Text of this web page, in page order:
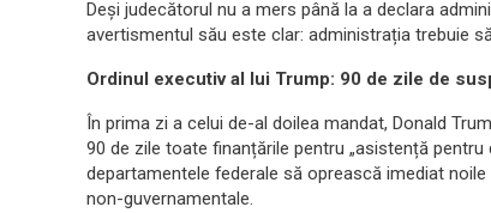
Deși judecătorul nu a mers până la a declara
avertismentul său este clar: administrația trebuie
Ordinul executiv al lui Trump: 90 de zile de
În prima zi a celui de-al doilea mandat, Donald
90 de zile toate finanțările pentru „asistență
departamentele federale să oprească imediat
non-guvernamentale.